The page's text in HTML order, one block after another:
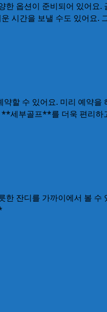
옵션이 준비되어 있어요.
시간을 보낼 수도 있어요
할 수 있어요. 미리 예약을
세부골프**를 더욱 편리하
잔디를 가까이에서 볼 수